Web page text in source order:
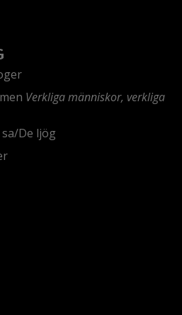
Verkliga människor, verkliga
De ljög